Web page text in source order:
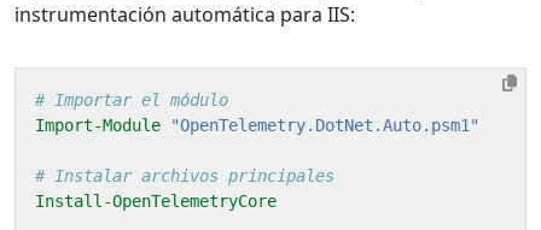
instrumentación automática para IIS:
# Importar el módulo
Import-Module
"OpenTelemetry.DotNet.Auto.psm1"
# Instalar archivos principales
Install-OpenTelemetryCore